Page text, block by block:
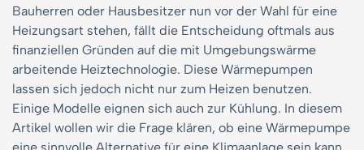
Bauherren oder Hausbesitzer nun vor der Wahl für eine
Heizungsart stehen, fällt die Entscheidung oftmals aus
finanziellen Gründen auf die mit Umgebungswärme
arbeitende Heiztechnologie. Diese Wärmepumpen
lassen sich jedoch nicht nur zum Heizen benutzen.
Einige Modelle eignen sich auch zur Kühlung. In diesem
Artikel wollen wir die Frage klären, ob eine Wärmepumpe